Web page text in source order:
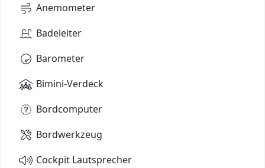
Anemometer
Badeleiter
Barometer
Bimini-Verdeck
Bordcomputer
Bordwerkzeug
Cockpit Lautsprecher